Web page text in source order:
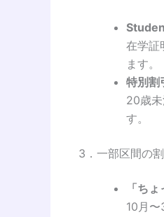
在学証
ます。
特別割
20歳
す。
3．一部区間の
「ち
10月